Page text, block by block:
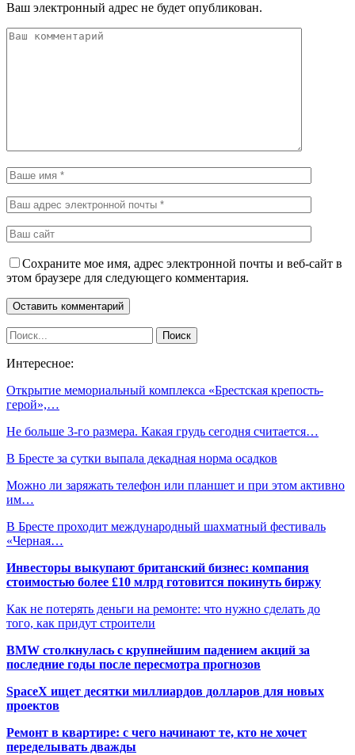
Ваш электронный адрес не будет опубликован.
Сохраните мое имя, адрес электронной почты и веб-сайт в
этом браузере для следующего комментария.
Интересное:
Открытие мемориальный комплекса «Брестская крепость-
герой»,…
Не больше 3-го размера. Какая грудь сегодня считается…
В Бресте за сутки выпала декадная норма осадков
Можно ли заряжать телефон или планшет и при этом активно
им…
В Бресте проходит международный шахматный фестиваль
«Черная…
Инвесторы выкупают британский бизнес: компания
стоимостью более £10 млрд готовится покинуть биржу
Как не потерять деньги на ремонте: что нужно сделать до
того, как придут строители
BMW столкнулась с крупнейшим падением акций за
последние годы после пересмотра прогнозов
SpaceX ищет десятки миллиардов долларов для новых
проектов
Ремонт в квартире: с чего начинают те, кто не хочет
переделывать дважды